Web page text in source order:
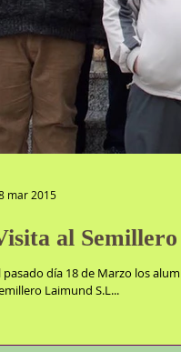
al
pasado día 18 de Marzo los
Laimund S.L...
mar 2015